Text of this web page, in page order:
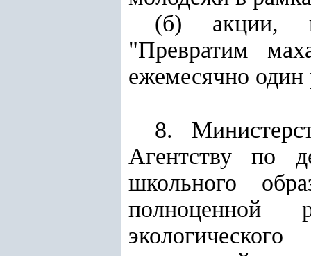
(б) акции,
"Превратим
ежемесячно один
8.
Агентству по
школьного
полноценной